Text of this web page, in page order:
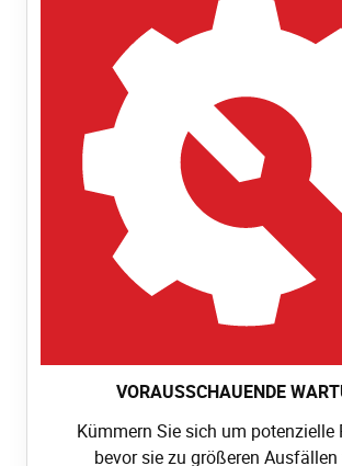
VORAUSSCHAUENDE
Kümmern Sie sich um potenzielle
bevor sie zu größeren